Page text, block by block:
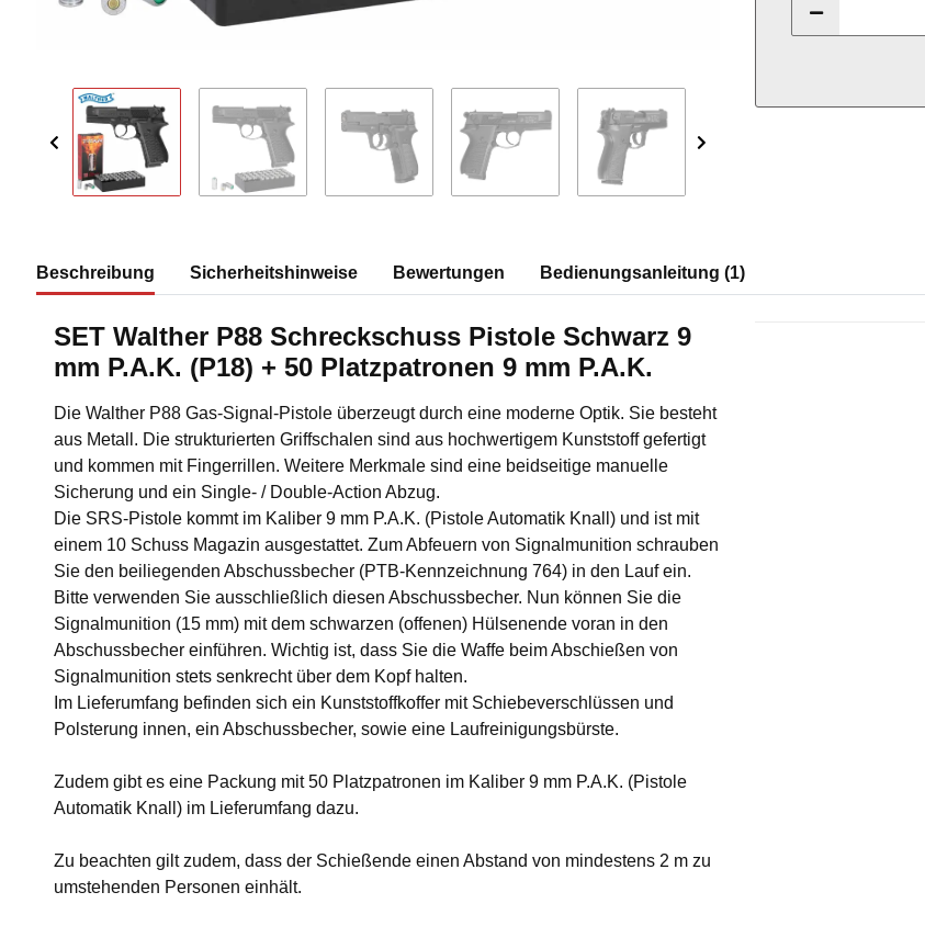
Beschreibung Sicherheitshinweise Bewertungen Bedienungsanleitung (1)
SET Walther P88 Schreckschuss Pistole Schwarz 9
mm P.A.K. (P18) + 50 Platzpatronen 9 mm P.A.K.
Die Walther P88 Gas-Signal-Pistole überzeugt durch eine moderne Optik. Sie besteht
aus Metall. Die strukturierten Griffschalen sind aus hochwertigem Kunststoff gefertigt
und kommen mit Fingerrillen. Weitere Merkmale sind eine beidseitige manuelle
Sicherung und ein Single- / Double-Action Abzug.
Die SRS-Pistole kommt im Kaliber 9 mm P.A.K. (Pistole Automatik Knall) und ist mit
einem 10 Schuss Magazin ausgestattet. Zum Abfeuern von Signalmunition schrauben
Sie den beiliegenden Abschussbecher (PTB-Kennzeichnung 764) in den Lauf ein.
Bitte verwenden Sie ausschließlich diesen Abschussbecher. Nun können Sie die
Signalmunition (15 mm) mit dem schwarzen (offenen) Hülsenende voran in den
Abschussbecher einführen. Wichtig ist, dass Sie die Waffe beim Abschießen von
Signalmunition stets senkrecht über dem Kopf halten.
Im Lieferumfang befinden sich ein Kunststoffkoffer mit Schiebeverschlüssen und
Polsterung innen, ein Abschussbecher, sowie eine Laufreinigungsbürste.
Zudem gibt es eine Packung mit 50 Platzpatronen im Kaliber 9 mm P.A.K. (Pistole
Automatik Knall) im Lieferumfang dazu.
Zu beachten gilt zudem, dass der Schießende einen Abstand von mindestens 2 m zu
umstehenden Personen einhält.